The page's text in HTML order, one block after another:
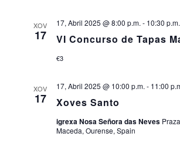
XOV
17 VI Concurso de Tapas
17, Abril 2025 @ 8:00 p.m. - 10:30 p.m.
€3
XOV
17 Xoves Santo
17, Abril 2025 @ 10:00 p.m. - 11:00
igrexa Nosa Señora das Neves
Maceda, Ourense, Spain